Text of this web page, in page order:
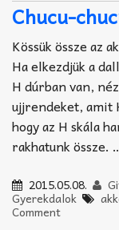
Chucu-
Kössük össze az
Ha elkezdjük a
H dúrban van,
ujjrendeket, amit
hogy az H skála
rakhatunk össze.
2015.05.08.
Gyerekdalok
Comment